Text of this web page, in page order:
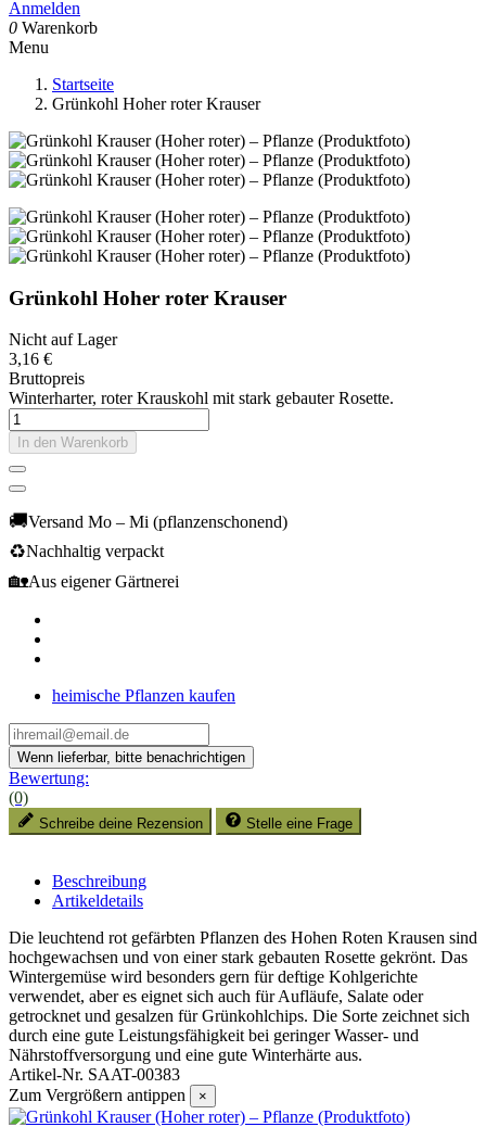
Anmelden
0 Warenkorb
Menu
Startseite
Grünkohl Hoher roter Krauser
Grünkohl Hoher roter Krauser
Nicht auf Lager
3,16 €
Bruttopreis
Winterharter, roter Krauskohl mit stark gebauter Rosette.
In den Warenkorb
🚚Versand Mo – Mi (pflanzenschonend)
♻️Nachhaltig verpackt
🏡Aus eigener Gärtnerei
heimische Pflanzen kaufen
Bewertung:
(0)
Schreibe deine Rezension Stelle eine Frage
Beschreibung
Artikeldetails
Die leuchtend rot gefärbten Pflanzen des Hohen Roten Krausen sind
hochgewachsen und von einer stark gebauten Rosette gekrönt. Das
Wintergemüse wird besonders gern für deftige Kohlgerichte
verwendet, aber es eignet sich auch für Aufläufe, Salate oder
getrocknet und gesalzen für Grünkohlchips. Die Sorte zeichnet sich
durch eine gute Leistungsfähigkeit bei geringer Wasser- und
Nährstoffversorgung und eine gute Winterhärte aus.
Artikel-Nr. SAAT-00383
Zum Vergrößern antippen
×